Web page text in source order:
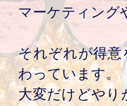
マーケティング
それぞれが得意
わっています。
大変だけどやり